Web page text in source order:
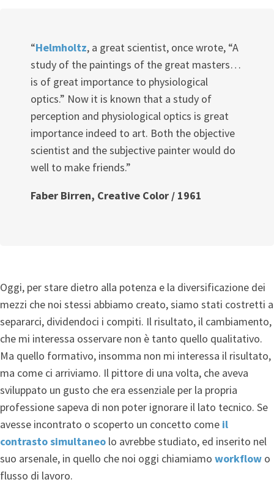
“Helmholtz, a great scientist, once wrote, “A
study of the paintings of the great masters…
is of great importance to physiological
optics.” Now it is known that a study of
perception and physiological optics is great
importance indeed to art. Both the objective
scientist and the subjective painter would do
well to make friends.”
Faber Birren, Creative Color / 1961
Oggi, per stare dietro alla potenza e la diversificazione dei
mezzi che noi stessi abbiamo creato, siamo stati costretti a
separarci, dividendoci i compiti. Il risultato, il cambiamento,
che mi interessa osservare non è tanto quello qualitativo.
Ma quello formativo, insomma non mi interessa il risultato,
ma come ci arriviamo. Il pittore di una volta, che aveva
sviluppato un gusto che era essenziale per la propria
professione sapeva di non poter ignorare il lato tecnico. Se
avesse incontrato o scoperto un concetto come il
contrasto simultaneo lo avrebbe studiato, ed inserito nel
suo arsenale, in quello che noi oggi chiamiamo workflow o
flusso di lavoro.